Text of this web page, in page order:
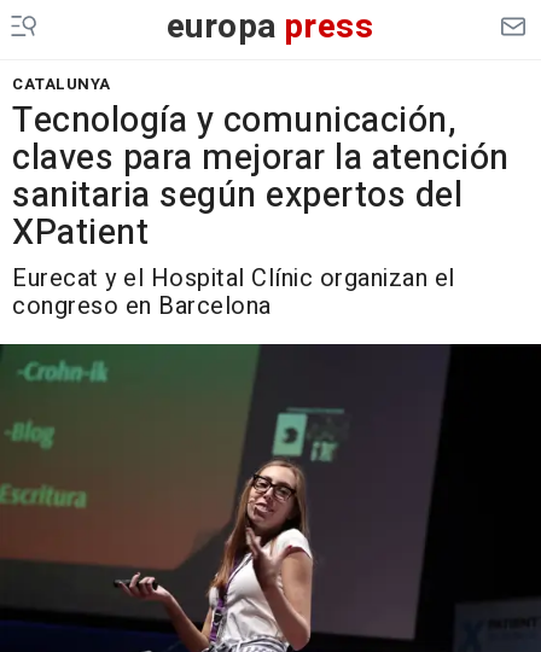
europa press
CATALUNYA
Tecnología y comunicación,
claves para mejorar la atención
sanitaria según expertos del
XPatient
Eurecat y el Hospital Clínic organizan el
congreso en Barcelona